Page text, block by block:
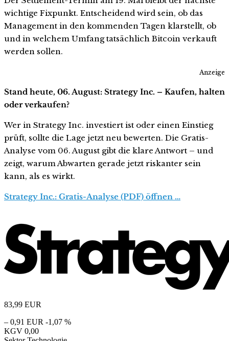
wichtige Fixpunkt. Entscheidend wird sein, ob das
Management in den kommenden Tagen klarstellt, ob
und in welchem Umfang tatsächlich Bitcoin verkauft
werden sollen.
Anzeige
Stand heute, 06. August: Strategy Inc. – Kaufen, halten
oder verkaufen?
Wer in Strategy Inc. investiert ist oder einen Einstieg
prüft, sollte die Lage jetzt neu bewerten. Die Gratis-
Analyse vom 06. August gibt die klare Antwort – und
zeigt, warum Abwarten gerade jetzt riskanter sein
kann, als es wirkt.
Strategy Inc.: Gratis-Analyse (PDF) öffnen …
83,99 EUR
– 0,91 EUR -1,07 %
KGV 0,00